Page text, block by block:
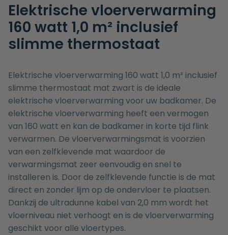
Elektrische vloerverwarming
160 watt 1,0 m² inclusief
slimme thermostaat
Elektrische vloerverwarming 160 watt 1,0 m² inclusief
slimme thermostaat mat zwart is de ideale
elektrische vloerverwarming voor uw badkamer. De
elektrische vloerverwarming heeft een vermogen
van 160 watt en kan de badkamer in korte tijd flink
verwarmen. De vloerverwarmingsmat is voorzien
van een zelfklevende mat waardoor de
verwarmingsmat zeer eenvoudig en snel te
installeren is. Door de zelfklevende functie is de mat
direct en zonder lijm op de ondervloer te plaatsen.
Dankzij de ultradunne kabel van 2,0 mm wordt het
vloerniveau niet verhoogt en is de vloerverwarming
geschikt voor alle vloertypes.